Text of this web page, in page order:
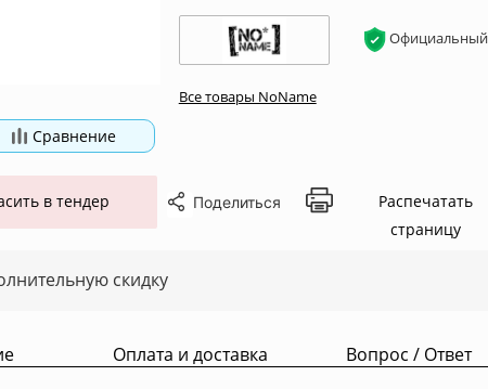
Сравнение
Официальный
Все товары NoName
в тендер Поделиться
Распечатать
страницу
скидку
Оплата и доставка Вопрос / Ответ